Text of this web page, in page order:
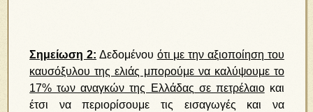
Σημείωση 2: Δεδομένου ότι με την αξιοποίηση του
καυσόξυλου της ελιάς μπορούμε να καλύψουμε το
17% των αναγκών της Ελλάδας σε πετρέλαιοκαι
έτσι να περιορίσουμε τις εισαγωγές και να